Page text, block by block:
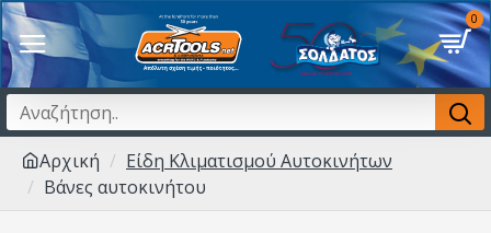
0
Αρχική
Είδη Κλιματισμού Αυτοκινήτων
Βάνες αυτοκινήτου